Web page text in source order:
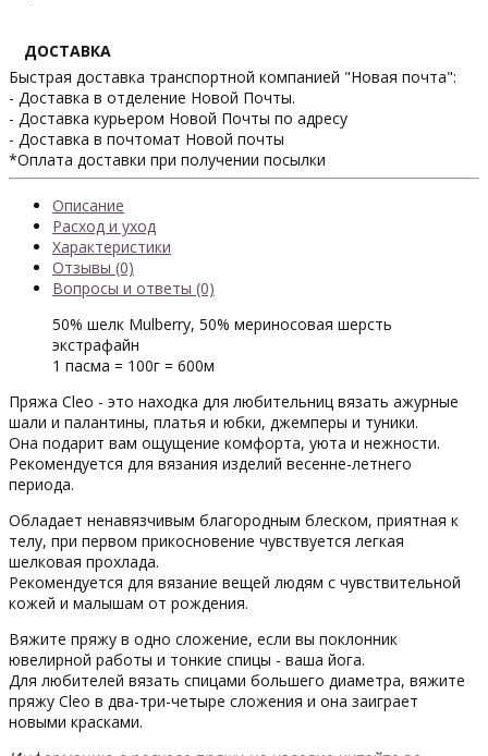
ДОСТАВКА
Быстрая доставка транспортной компанией "Новая почта":
- Доставка в отделение Новой Почты.
- Доставка курьером Новой Почты по адресу
- Доставка в почтомат Новой почты
*Оплата доставки при получении посылки
Описание
Расход и уход
Характеристики
Отзывы (0)
Вопросы и ответы (0)
50% шелк Mulberry, 50% мериносовая шерсть
экстрафайн
1 пасма = 100г = 600м
Пряжа Cleo - это находка для любительниц вязать ажурные
шали и палантины, платья и юбки, джемперы и туники.
Она подарит вам ощущение комфорта, уюта и нежности.
Рекомендуется для вязания изделий весенне-летнего
периода.
Обладает ненавязчивым благородным блеском, приятная к
телу, при первом прикосновение чувствуется легкая
шелковая прохлада.
Рекомендуется для вязание вещей людям с чувствительной
кожей и малышам от рождения.
Вяжите пряжу в одно сложение, если вы поклонник
ювелирной работы и тонкие спицы - ваша йога.
Для любителей вязать спицами большего диаметра, вяжите
пряжу Cleo в два-три-четыре сложения и она заиграет
новыми красками.